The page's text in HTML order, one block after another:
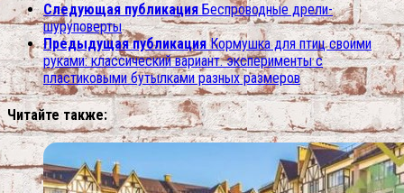
Следующая публикация Беспроводные дрели-
шуруповерты
Предыдущая публикация Кормушка для птиц своими
руками: классический вариант. эксперименты с
пластиковыми бутылками разных размеров
Читайте также: